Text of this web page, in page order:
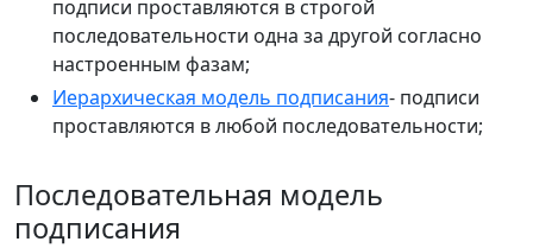
подписи проставляются в строгой
последовательности одна за другой согласно
настроенным фазам;
Иерархическая модель подписания- подписи
проставляются в любой последовательности;
Последовательная модель
подписания